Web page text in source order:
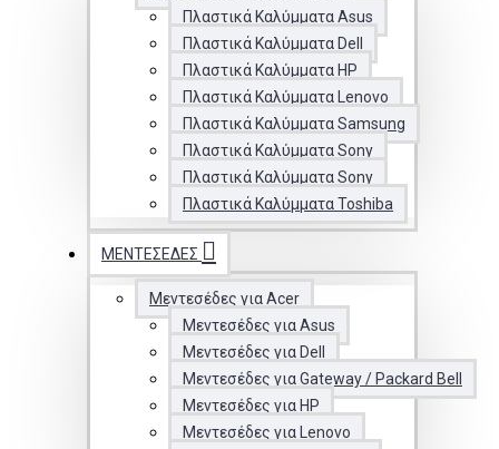
Πλαστικά Καλύμματα Asus
Πλαστικά Καλύμματα Dell
Πλαστικά Καλύμματα HP
Πλαστικά Καλύμματα Lenovo
Πλαστικά Καλύμματα Samsung
Πλαστικά Καλύμματα Sony
Πλαστικά Καλύμματα Sony
Πλαστικά Καλύμματα Toshiba
ΜΕΝΤΕΣΈΔΕΣ
Μεντεσέδες για Acer
Μεντεσέδες για Asus
Μεντεσέδες για Dell
Μεντεσέδες για Gateway / Packard Bell
Μεντεσέδες για HP
Μεντεσέδες για Lenovo